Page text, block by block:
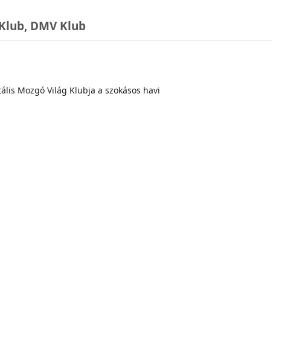
DMV Klub
Mozgó Világ Klubja a szokásos havi